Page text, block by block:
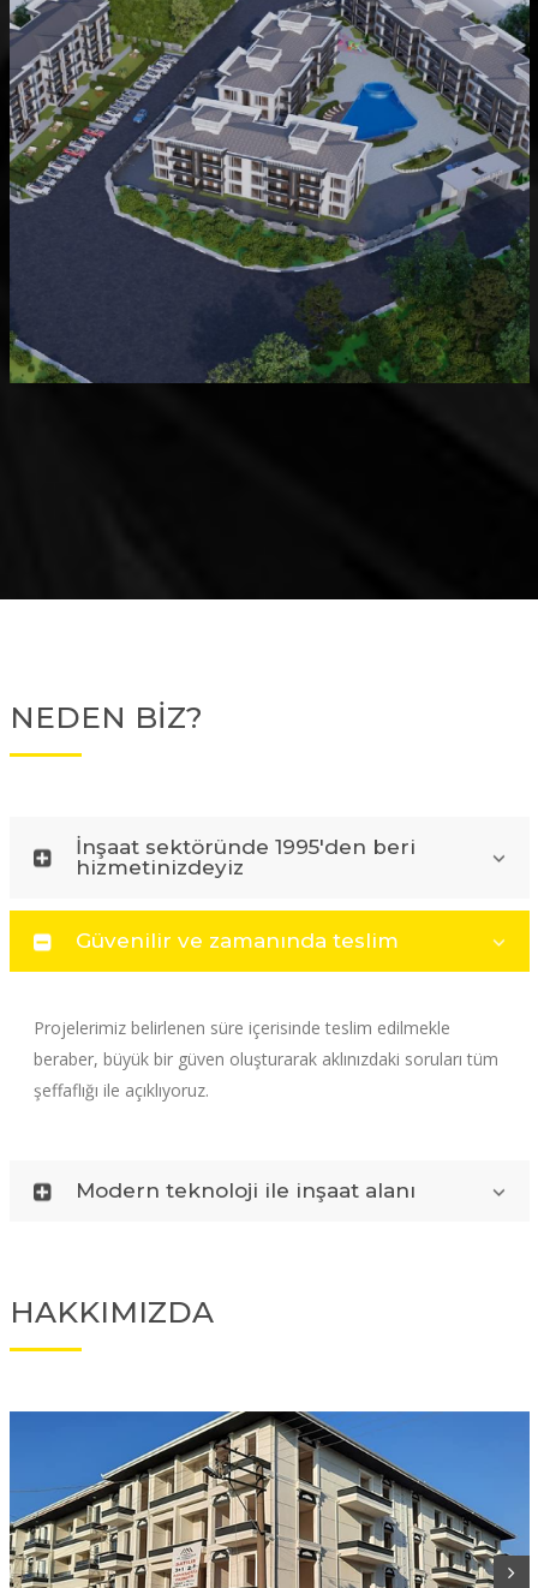
NEDEN BİZ?
İnşaat sektöründe 1995'den beri
hizmetinizdeyiz
Güvenilir ve zamanında teslim
Projelerimiz belirlenen süre içerisinde teslim edilmekle
beraber, büyük bir güven oluşturarak aklınızdaki soruları tüm
şeffaflığı ile açıklıyoruz.
Modern teknoloji ile inşaat alanı
HAKKIMIZDA